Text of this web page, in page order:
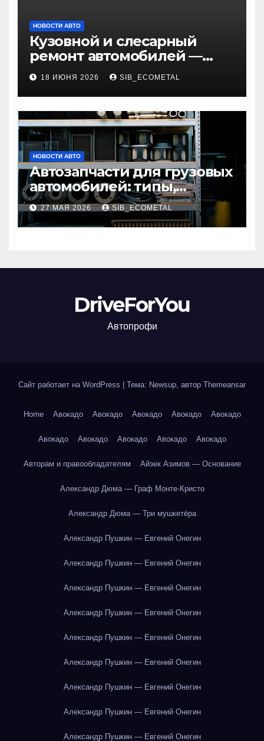
НОВОСТИ АВТО
Кузовной и слесарный
ремонт автомобилей —
наличие оригинальных
запчастей и типичные
сроки выполнения работ
18 ИЮНЯ 2026 SIB_ECOMETAL
НОВОСТИ АВТО
Автозапчасти для грузовых
автомобилей: типы,
совместимость и критерии
подбора
27 МАЯ 2026 SIB_ECOMETAL
DriveForYou
Автопрофи
Сайт работает на WordPress Тема: Newsup, автор Themeansar
Home Авокадо Авокадо Авокадо Авокадо Авокадо
Авокадо Авокадо Авокадо Авокадо Авокадо
Авторам и правообладателям Айзек Азимов — Основание
Александр Дюма — Граф Монте-Кристо
Александр Дюма — Три мушкетёра
Александр Пушкин — Евгений Онегин
Александр Пушкин — Евгений Онегин
Александр Пушкин — Евгений Онегин
Александр Пушкин — Евгений Онегин
Александр Пушкин — Евгений Онегин
Александр Пушкин — Евгений Онегин
Александр Пушкин — Евгений Онегин
Александр Пушкин — Евгений Онегин
Александр Пушкин — Евгений Онегин